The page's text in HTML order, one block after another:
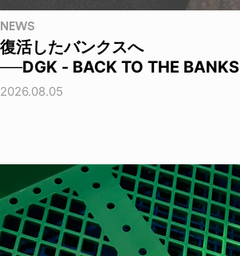
NEWS
復活したバンクスへ
──DGK - BACK TO THE BANKS
2026.08.05